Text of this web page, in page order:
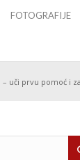
FOTOGRAFIJE
uči prvu pomoć i